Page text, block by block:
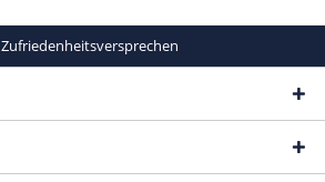
Zufriedenheitsversprechen